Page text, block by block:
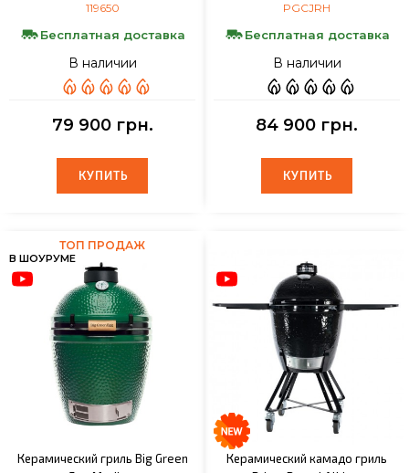
119650
Бесплатная доставка
В наличии
79 900 грн.
КУПИТЬ
КУПИТЬ
PGCJRH
Бесплатная доставка
В наличии
84 900 грн.
КУПИТЬ
КУПИТЬ
В ШОУРУМЕ
ТОП ПРОДАЖ
Керамический гриль Big Green
Керамический камадо гриль